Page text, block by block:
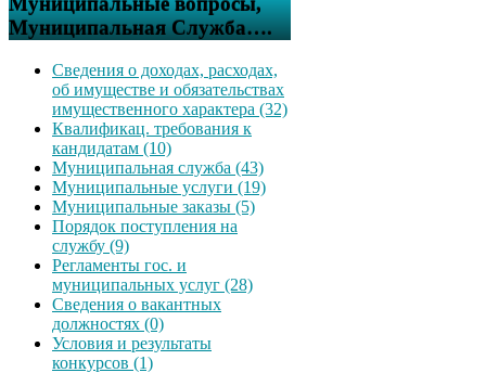
Муниципальная Служба….
Сведения о доходах, расходах,
об имуществе и обязательствах
имущественного характера (32)
Квалификац. требования к
кандидатам (10)
Муниципальная служба (43)
Муниципальные услуги (19)
Муниципальные заказы (5)
Порядок поступления на
службу (9)
Регламенты гос. и
муниципальных услуг (28)
Сведения о вакантных
должностях (0)
Условия и результаты
конкурсов (1)